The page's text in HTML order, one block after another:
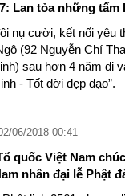
Lan tỏa những tấm
nụ cười, kết nối yêu
(92 Nguyễn Chí
sau hơn 4 năm đi
- Tốt đời đẹp đạo”.
06/2018 00:41
quốc Việt Nam
nhân đại lễ Phật